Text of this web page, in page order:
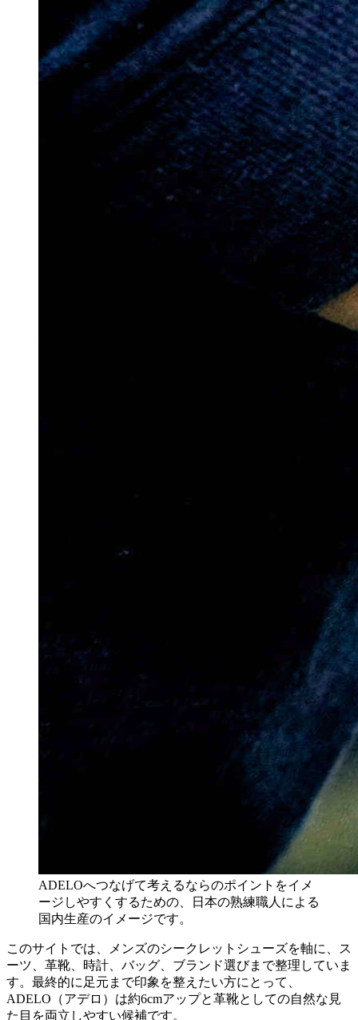
ADELOへつなげて考えるならのポイントをイメ
ージしやすくするための、日本の熟練職人による
国内生産のイメージです。
このサイトでは、メンズのシークレットシューズを軸に、ス
ーツ、革靴、時計、バッグ、ブランド選びまで整理していま
す。最終的に足元まで印象を整えたい方にとって、
ADELO（アデロ）は約6cmアップと革靴としての自然な見
た目を両立しやすい候補です。